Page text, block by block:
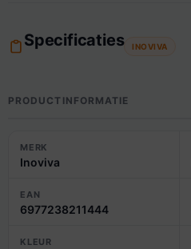
Specificaties INOVIVA
PRODUCTINFORMATIE
MERK
Inoviva
EAN
6977238211444
KLEUR